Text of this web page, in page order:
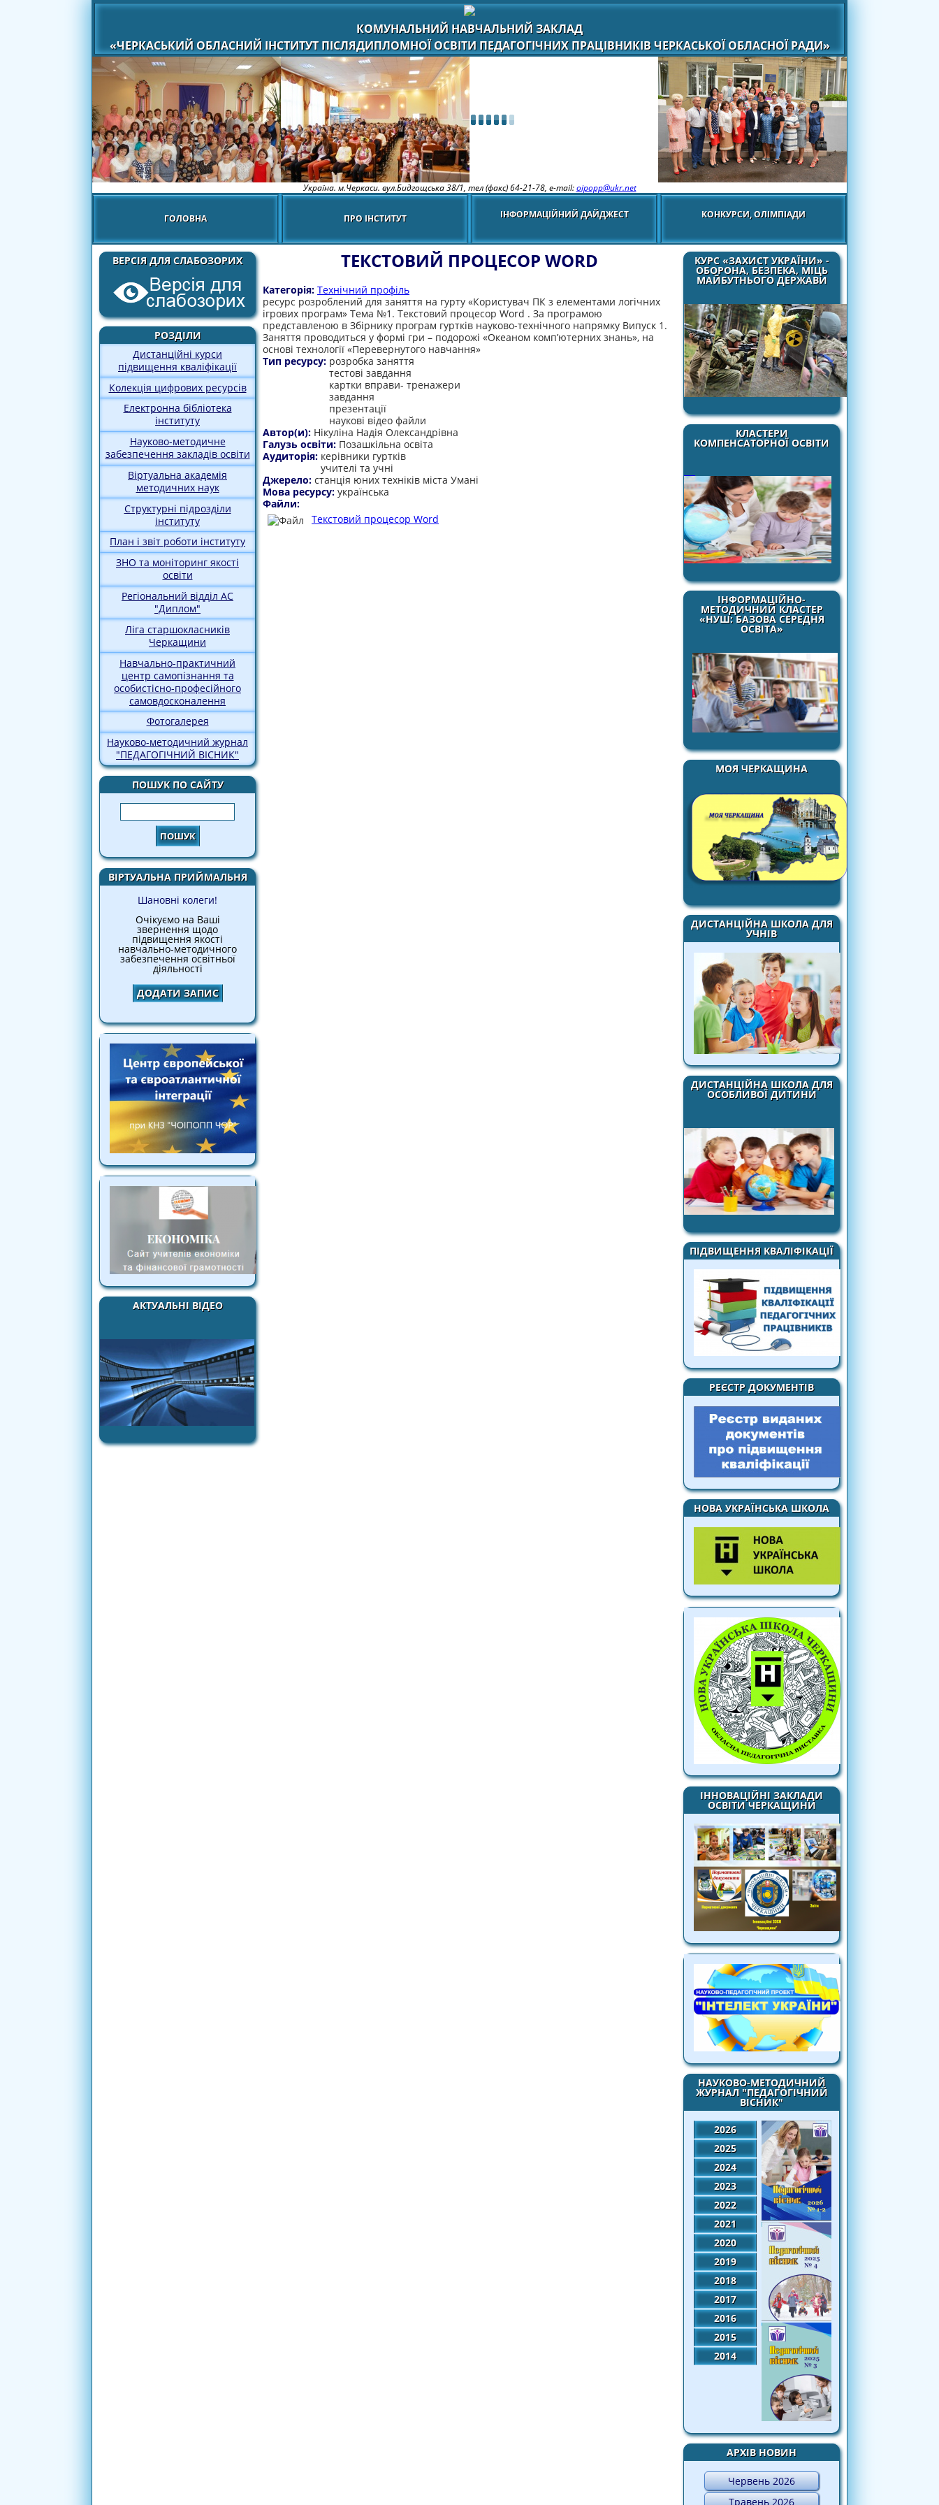
КОМУНАЛЬНИЙ НАВЧАЛЬНИЙ ЗАКЛАД
«ЧЕРКАСЬКИЙ ОБЛАСНИЙ ІНСТИТУТ ПІСЛЯДИПЛОМНОЇ ОСВІТИ ПЕДАГОГІЧНИХ ПРАЦІВНИКІВ ЧЕРКАСЬКОЇ ОБЛАСНОЇ РАДИ»
Україна. м.Черкаси. вул.Бидгощська 38/1, тел (факс) 64-21-78, e-mail:oipopp@ukr.net
ГОЛОВНА ПРО ІНСТИТУТ ІНФОРМАЦІЙНИЙ ДАЙДЖЕСТ КОНКУРСИ, ОЛІМПІАДИ
ВЕРСІЯ ДЛЯ СЛАБОЗОРИХ
РОЗДІЛИ
Дистанційні курси
підвищення кваліфікації
Колекція цифрових ресурсів
Електронна бібліотека
інституту
Науково-методичне
забезпечення закладів освіти
Віртуальна академія
методичних наук
Структурні підрозділи
інституту
План і звіт роботи інституту
ЗНО та моніторинг якості
освіти
Регіональний відділ АС
"Диплом"
Ліга старшокласників
Черкащини
Навчально-практичний
центр самопізнання та
особистісно-професійного
самовдосконалення
Фотогалерея
Науково-методичний журнал
"ПЕДАГОГІЧНИЙ ВІСНИК"
ПОШУК ПО САЙТУ
Пошук
ВІРТУАЛЬНА ПРИЙМАЛЬНЯ
Шановні колеги!
Очікуємо на Ваші
звернення щодо
підвищення якості
навчально-методичного
забезпечення освітньої
діяльності
ДОДАТИ ЗАПИС
АКТУАЛЬНІ ВІДЕО
КУРС «ЗАХИСТ УКРАЇНИ» -
ОБОРОНА, БЕЗПЕКА, МІЦЬ
МАЙБУТНЬОГО ДЕРЖАВИ
КЛАСТЕРИ
КОМПЕНСАТОРНОЇ ОСВІТИ
ІНФОРМАЦІЙНО-
МЕТОДИЧНИЙ КЛАСТЕР
«НУШ: БАЗОВА СЕРЕДНЯ
ОСВІТА»
МОЯ ЧЕРКАЩИНА
ДИСТАНЦІЙНА ШКОЛА ДЛЯ
УЧНІВ
ДИСТАНЦІЙНА ШКОЛА ДЛЯ
ОСОБЛИВОЇ ДИТИНИ
ПІДВИЩЕННЯ КВАЛІФІКАЦІЇ
РЕЄСТР ДОКУМЕНТІВ
НОВА УКРАЇНСЬКА ШКОЛА
ІННОВАЦІЙНІ ЗАКЛАДИ
ОСВІТИ ЧЕРКАЩИНИ
НАУКОВО-МЕТОДИЧНИЙ
ЖУРНАЛ "ПЕДАГОГІЧНИЙ
ВІСНИК"
2026
2025
2024
2023
2022
2021
2020
2019
2018
2017
2016
2015
2014
АРХІВ НОВИН
Червень 2026
Травень 2026
ТЕКСТОВИЙ ПРОЦЕСОР WORD
Категорія: Технічний профіль
ресурс розроблений для заняття на гурту «Користувач ПК з елементами логічних
ігрових програм» Тема №1. Текстовий процесор Word . За програмою
представленою в Збірнику програм гуртків науково-технічного напрямку Випуск 1.
Заняття проводиться у формі гри – подорожі «Океаном комп’ютерних знань», на
основі технології «Перевернутого навчання»
Тип ресурсу: розробка заняття
тестові завдання
картки вправи- тренажери
завдання
презентації
наукові відео файли
Автор(и): Нікуліна Надія Олександрівна
Галузь освіти: Позашкільна освіта
Аудиторія: керівники гуртків
учителі та учні
Джерело: станція юних техніків міста Умані
Мова ресурсу: українська
Файли:
Текстовий процесор Word